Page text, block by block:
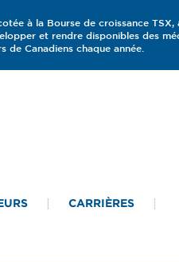
à la Bourse de croissance
et rendre disponibles des
Canadiens chaque année.
CARRIÈRES